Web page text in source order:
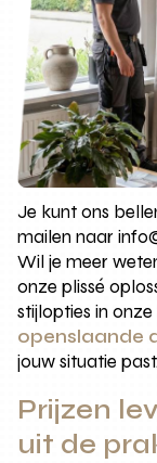
Je kunt ons
mailen naar
Wil je meer
onze plissé
stijlopties in
openslaande
jouw situatie
Prijzen
uit de